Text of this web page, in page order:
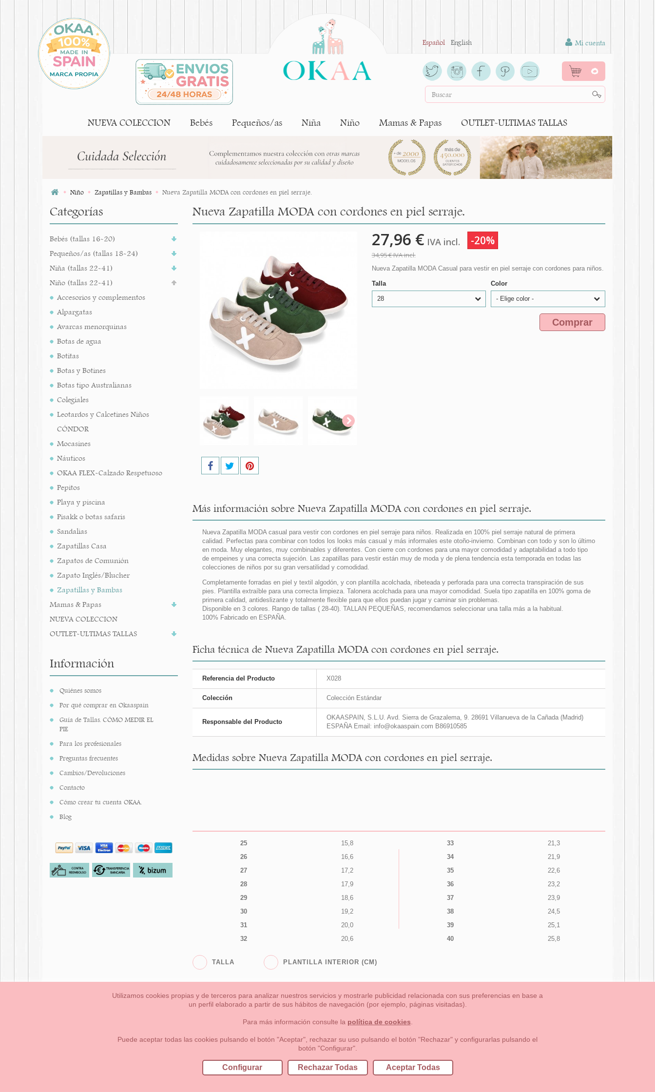
Español English Mi cuenta
0
NUEVA COLECCION Bebés Pequeños/as Niña Niño Mamas & Papas OUTLET-ULTIMAS TALLAS
Niño Zapatillas y Bambas Nueva Zapatilla MODA con cordones en piel serraje.
Categorías
Bebés (tallas 16-20)
Pequeños/as (tallas 18-24)
Niña (tallas 22-41)
Niño (tallas 22-41)
Accesorios y complementos
Alpargatas
Avarcas menorquinas
Botas de agua
Botitas
Botas y Botines
Botas tipo Australianas
Colegiales
Leotardos y Calcetines Niños
CÓNDOR
Mocasines
Náuticos
OKAA FLEX-Calzado Respetuoso
Pepitos
Playa y piscina
Pisakk o botas safaris
Sandalias
Zapatillas Casa
Zapatos de Comunión
Zapato Inglés/Blucher
Zapatillas y Bambas
Mamas & Papas
NUEVA COLECCION
OUTLET-ULTIMAS TALLAS
Información
Quiénes somos
Por qué comprar en Okaaspain
Guía de Tallas. CÓMO MEDIR EL
PIE
Para los profesionales
Preguntas frecuentes
Cambios/Devoluciones
Contacto
Cómo crear tu cuenta OKAA.
Blog
Nueva Zapatilla MODA con cordones en piel serraje.
27,96 € IVA incl. -20%
34,95 €IVA incl.
Nueva Zapatilla MODA Casual para vestir en piel serraje con cordones para niños.
Talla
28
Color
- Elige color -
Comprar
Más información sobre Nueva Zapatilla MODA con cordones en piel serraje.
Nueva Zapatilla MODA casual para vestir con cordones en piel serraje para niños. Realizada en 100% piel serraje natural de primera
calidad. Perfectas para combinar con todos los looks más casual y más informales este otoño-invierno. Combinan con todo y son lo último
en moda. Muy elegantes, muy combinables y diferentes. Con cierre con cordones para una mayor comodidad y adaptabilidad a todo tipo
de empeines y una correcta sujeción. Las zapatillas para vestir están muy de moda y de plena tendencia esta temporada en todas las
colecciones de niños por su gran versatilidad y comodidad.
Completamente forradas en piel y textil algodón, y con plantilla acolchada, ribeteada y perforada para una correcta transpiración de sus
pies. Plantilla extraíble para una correcta limpieza. Talonera acolchada para una mayor comodidad. Suela tipo zapatilla en 100% goma de
primera calidad, antideslizante y totalmente flexible para que ellos puedan jugar y caminar sin problemas.
Disponible en 3 colores. Rango de tallas ( 28-40). TALLAN PEQUEÑAS, recomendamos seleccionar una talla más a la habitual.
100% Fabricado en ESPAÑA.
Ficha técnica de Nueva Zapatilla MODA con cordones en piel serraje.
Referencia del Producto X028
Colección Colección Estándar
Responsable del Producto
OKAASPAIN, S.L.U. Avd. Sierra de Grazalema, 9. 28691 Villanueva de la Cañada (Madrid)
ESPAÑA Email: info@okaaspain.com B86910585
Medidas sobre Nueva Zapatilla MODA con cordones en piel serraje.
25
15,8
26
16,6
27
17,2
28
17,9
29
18,6
30
19,2
31
20,0
32
20,6
33
21,3
34
21,9
35
22,6
36
23,2
37
23,9
38
24,5
39
25,1
40
25,8
TALLA PLANTILLA INTERIOR (CM)
Pequeños/as Niña Niño Mamas & Papas NUEVA COLECCION OUTLET-ULTIMAS TALLAS
Condiciones generales de compra, formas de pago , política de devoluciones y reembolsos Privacidad
Av. Sierra de Grazalema, nº9 28691 Villanueva de la Cañada Madrid (España)
Utilizamos cookies propias y de terceros para analizar nuestros servicios y mostrarle publicidad relacionada con sus preferencias en base a
un perfil elaborado a partir de sus hábitos de navegación (por ejemplo, páginas visitadas).
Para más información consulte la política de cookies
Puede aceptar todas las cookies pulsando el botón "Aceptar", rechazar su uso pulsando el botón "Rechazar" y configurarlas pulsando el
botón "Configurar".
Configurar Rechazar Todas Aceptar Todas